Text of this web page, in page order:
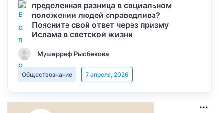
пределенная разница в социальном
положении людей справедлива?
Поясните свой ответ через призму
Ислама в светской жизни
Мушерреф Рысбекова
Обществознание 7 апреля, 2026